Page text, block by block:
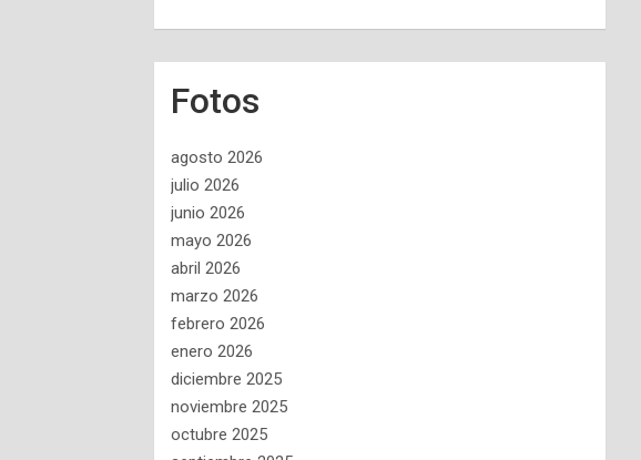
Fotos
agosto 2026
julio 2026
junio 2026
mayo 2026
abril 2026
marzo 2026
febrero 2026
enero 2026
diciembre 2025
noviembre 2025
octubre 2025